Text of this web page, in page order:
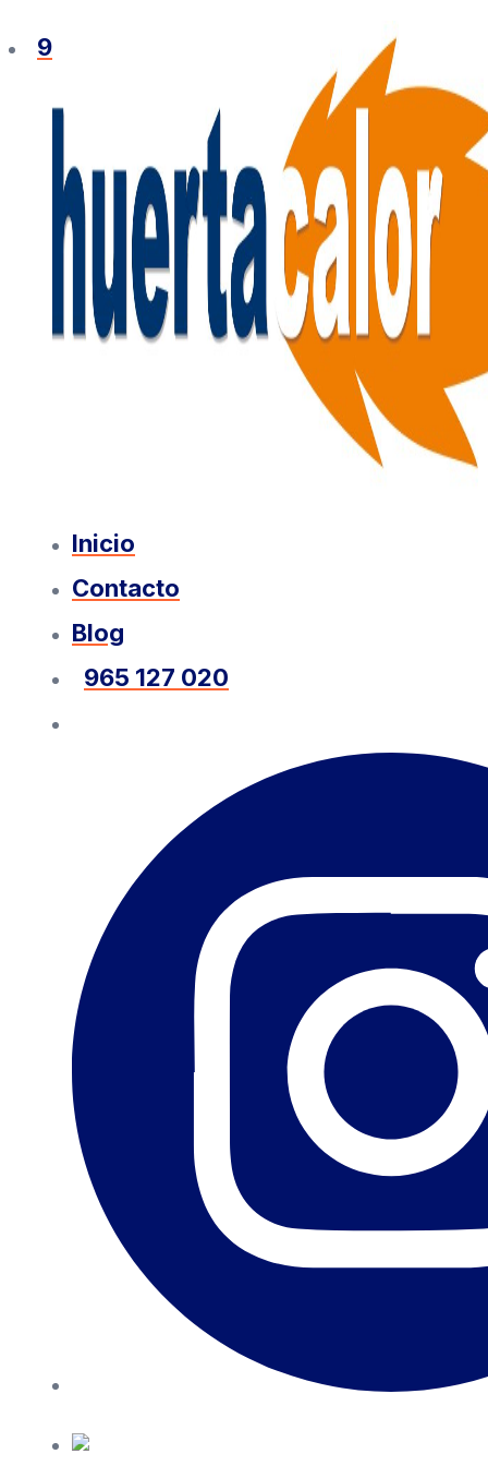
al
965 127 020
Inicio
Contacto
Blog
965 127 020